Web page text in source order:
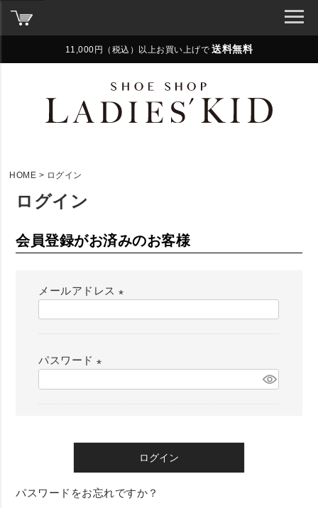
11,000円（税込）以上お買い上げで 送料無料
HOME ログイン
ログイン
会員登録がお済みのお客様
メールアドレス
必
)
パスワード
必
ログイン
パスワードをお忘れですか？